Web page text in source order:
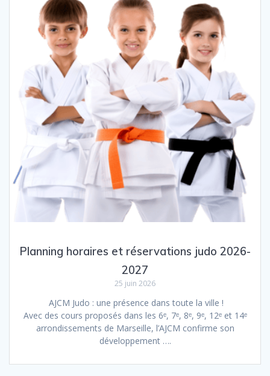
Planning horaires et réservations judo 2026-
2027
25 juin 2026
AJCM Judo : une présence dans toute la ville !
Avec des cours proposés dans les 6ᵉ, 7ᵉ, 8ᵉ, 9ᵉ, 12ᵉ et 14ᵉ
arrondissements de Marseille, l’AJCM confirme son
développement ….